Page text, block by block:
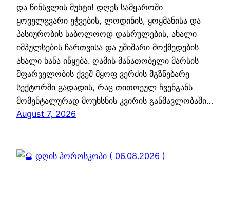
და წინსვლის მუხტი! დღეს სამყაროში
ყოველგვარი ეჭვების, ლოდინის, ყოყმანისა და
პასიურობის საბოლოოდ დასრულების, ახალი
იმპულსების ჩართვისა და უშიშარი მოქმედების
ახალი ხანა იწყება. ღამის მანათობელი მარსის
მფარველობის ქვეშ მყოფ ვერძის მგზნებარე
სექტორში გადადის, რაც თითოეულ ჩვენგანს
მომენტალურად მოუხსნის კვირის განმავლობაში…
August 7, 2026